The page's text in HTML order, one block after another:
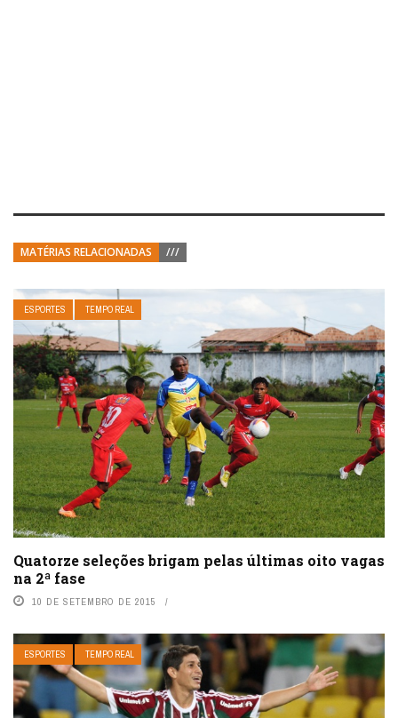
MATÉRIAS RELACIONADAS ///
ESPORTES TEMPO REAL
Quatorze seleções brigam pelas últimas oito vagas
na 2ª fase
10 DE SETEMBRO DE 2015
ESPORTES TEMPO REAL